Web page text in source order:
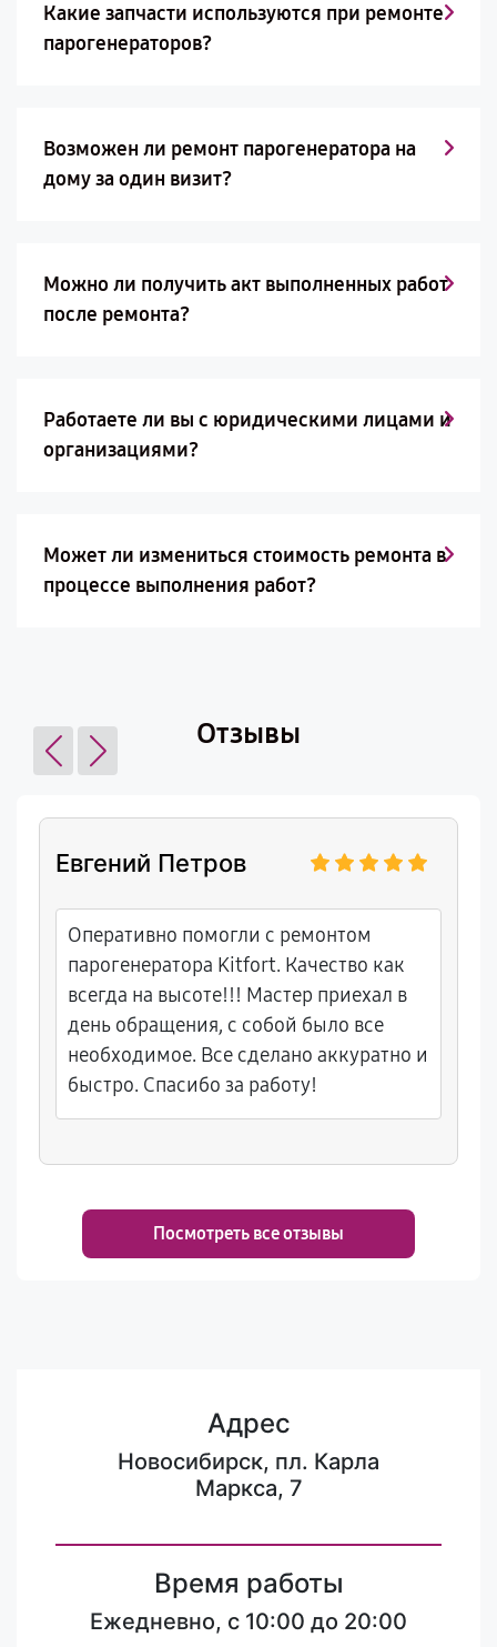
Какие запчасти используются при ремонте
парогенераторов?
Возможен ли ремонт парогенератора на
дому за один визит?
Можно ли получить акт выполненных работ
после ремонта?
Работаете ли вы с юридическими лицами и
организациями?
Может ли измениться стоимость ремонта в
процессе выполнения работ?
Отзывы
Евгений Петров
Оперативно помогли с ремонтом
парогенератора Kitfort. Качество как
всегда на высоте!!! Мастер приехал в
день обращения, с собой было все
необходимое. Все сделано аккуратно и
быстро. Спасибо за работу!
Посмотреть все отзывы
Адрес
Новосибирск, пл. Карла
Маркса, 7
Время работы
Ежедневно, с 10:00 до 20:00